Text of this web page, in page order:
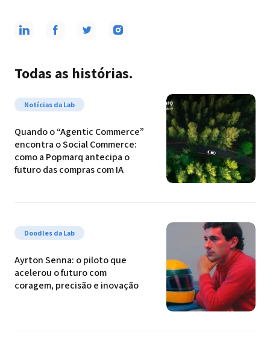
Todas as histórias.
Notícias da Lab
Quando o “Agentic Commerce”
encontra o Social Commerce:
como a Popmarq antecipa o
futuro das compras com IA
Doodles da Lab
Ayrton Senna: o piloto que
acelerou o futuro com
coragem, precisão e inovação